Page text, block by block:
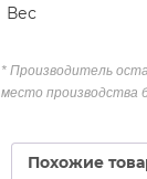
Вес
* Производитель
место производства
Похожие